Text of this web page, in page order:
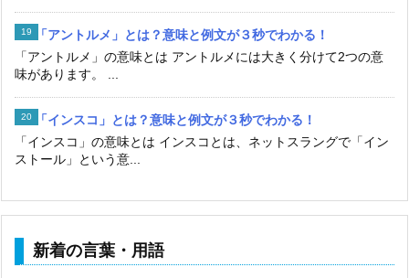
「アントルメ」とは？意味と例文が３秒でわかる！
「アントルメ」の意味とは アントルメには大きく分けて2つの意
味があります。 ...
「インスコ」とは？意味と例文が３秒でわかる！
「インスコ」の意味とは インスコとは、ネットスラングで「イン
ストール」という意...
新着の言葉・用語